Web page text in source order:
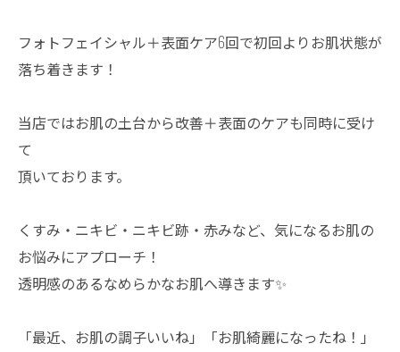
フォトフェイシャル＋表面ケア6回で初回よりお肌状態が
落ち着きます！
当店ではお肌の土台から改善＋表面のケアも同時に受け
て
頂いております。
くすみ・ニキビ・ニキビ跡・赤みなど、気になるお肌の
お悩みにアプローチ！
透明感のあるなめらかなお肌へ導きます✨
「最近、お肌の調子いいね」「お肌綺麗になったね！」